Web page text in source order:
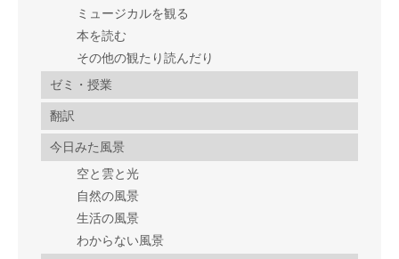
ミュージカルを観る
本を読む
その他の観たり読んだり
ゼミ・授業
翻訳
今日みた風景
空と雲と光
自然の風景
生活の風景
わからない風景